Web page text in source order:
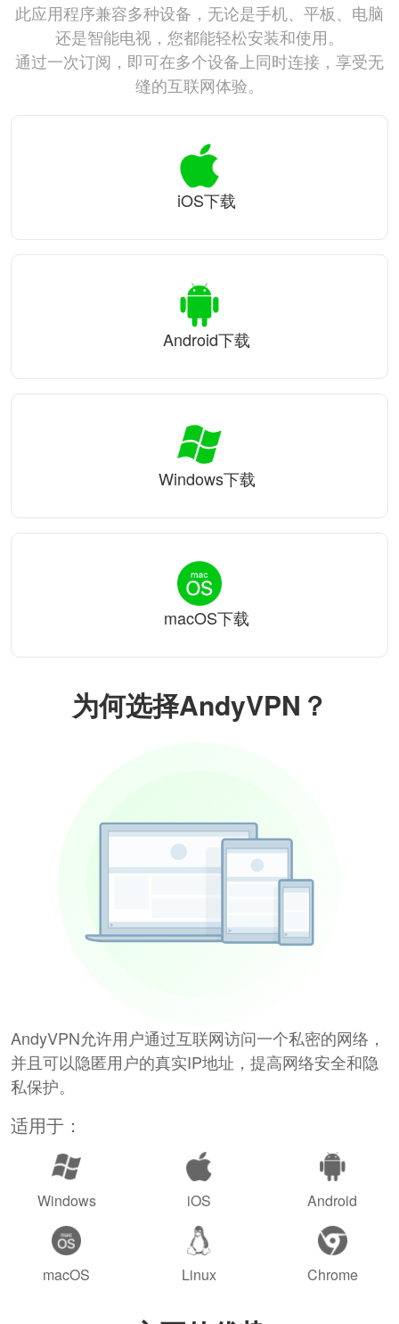
为何选择AndyVPN？
AndyVPN允许用户通过互联网访问一个私密的网络，
并且可以隐匿用户的真实IP地址，提高网络安全和隐
私保护。
适用于：
Windows iOS Android
macOS Linux Chrome
此应用程序兼容多种设备，无论是手机、平板、电脑
还是智能电视，您都能轻松安装和使用。
通过一次订阅，即可在多个设备上同时连接，享受无
缝的互联网体验。
iOS下载
Android下载
Windows下载
macOS下载